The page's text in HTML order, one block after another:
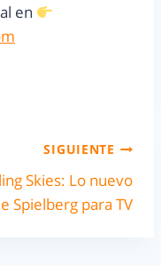
en
SIGUIENTE
Skies: Lo nuevo
Spielberg para TV